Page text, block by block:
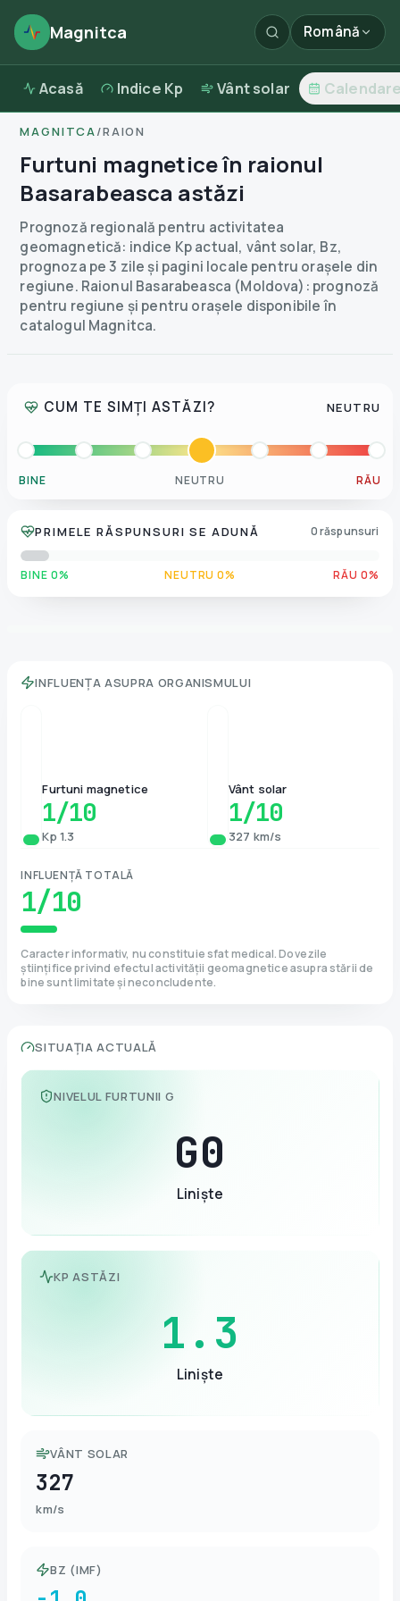
Magnitca Română
Acasă Indice Kp Vânt solar
MAGNITCA/RAION
Furtuni magnetice în raionul
Basarabeasca astăzi
Prognoză regională pentru activitatea
geomagnetică: indice Kp actual, vânt solar, Bz,
prognoza pe 3 zile și pagini locale pentru orașele din
regiune. Raionul Basarabeasca (Moldova): prognoză
pentru regiune și pentru orașele disponibile în
catalogul Magnitca.
CUM TE SIMȚI ASTĂZI? NEUTRU
BINE NEUTRU RĂU
PRIMELE RĂSPUNSURI SE ADUNĂ 0 răspunsuri
BINE 0% NEUTRU 0% RĂU 0%
INFLUENȚA ASUPRA ORGANISMULUI
Furtuni magnetice
1/10
Kp 1.3
Vânt solar
1/10
327 km/s
INFLUENȚĂ TOTALĂ
1/10
Caracter informativ, nu constituie sfat medical. Dovezile
științifice privind efectul activității geomagnetice asupra stării de
bine sunt limitate și neconcludente.
SITUAȚIA ACTUALĂ
NIVELUL FURTUNII G
G0
Liniște
KP ASTĂZI
1.3
Liniște
VÂNT SOLAR
327
km/s
BZ (IMF)